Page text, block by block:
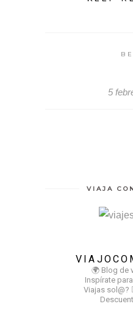
5
VIAJA
🌍 Blog de
Inspírate
Viajas sol@?